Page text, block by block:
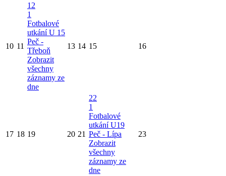
10 11
12
1
Fotbalové
utkání U 15
Peč -
Třeboň
Zobrazit
všechny
záznamy ze
dne
13 14 15 16
17 18 19 20 21
22
1
Fotbalové
utkání U19
Peč - Lípa
Zobrazit
všechny
záznamy ze
dne
23